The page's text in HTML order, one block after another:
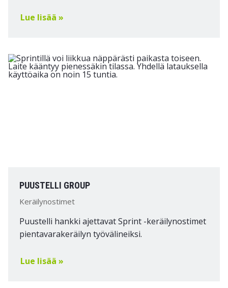
Lue lisää »
PUUSTELLI GROUP
Keräilynostimet
Puustelli hankki ajettavat Sprint -keräilynostimet
pientavarakeräilyn työvälineiksi.
Lue lisää »